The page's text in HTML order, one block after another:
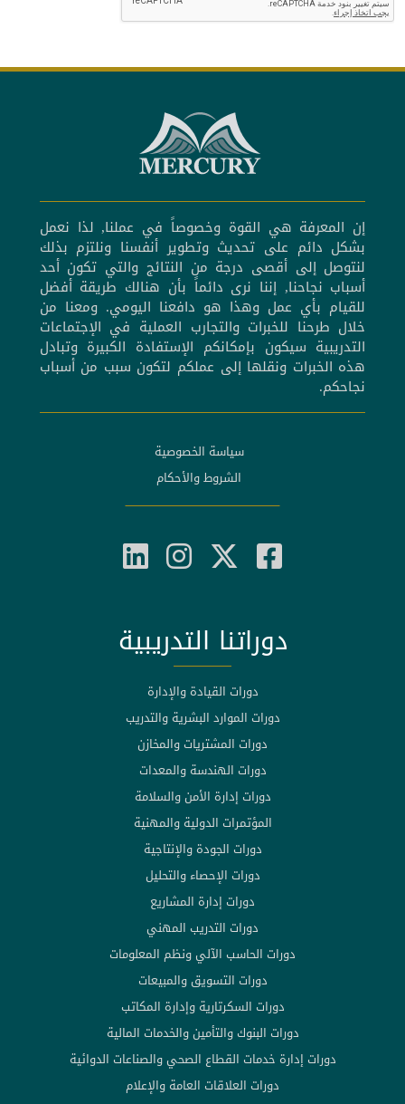
إن المعرفة هي القوة وخصوصاً في عملنا, لذا نعمل
بشكل دائم على تحديث وتطوير أنفسنا ونلتزم بذلك
لنتوصل إلى أقصى درجة من النتائج والتي تكون أحد
أسباب نجاحنا, إننا نرى دائماً بأن هنالك طريقة أفضل
للقيام بأي عمل وهذا هو دافعنا اليومي. ومعنا من
خلال طرحنا للخبرات والتجارب العملية في الإجتماعات
التدريبية سيكون بإمكانكم الإستفادة الكبيرة وتبادل
هذه الخبرات ونقلها إلى عملكم لتكون سبب من أسباب
نجاحكم.
سياسة الخصوصية
الشروط والأحكام
دوراتنا التدريبية
دورات القيادة والإدارة
دورات الموارد البشرية والتدريب
دورات المشتريات والمخازن
دورات الهندسة والمعدات
دورات إدارة الأمن والسلامة
المؤتمرات الدولية والمهنية
دورات الجودة والإنتاجية
دورات الإحصاء والتحليل
دورات إدارة المشاريع
دورات التدريب المهني
دورات الحاسب الآلي ونظم المعلومات
دورات التسويق والمبيعات
دورات السكرتارية وإدارة المكاتب
دورات البنوك والتأمين والخدمات المالية
دورات إدارة خدمات القطاع الصحي والصناعات الدوائية
دورات العلاقات العامة والإعلام